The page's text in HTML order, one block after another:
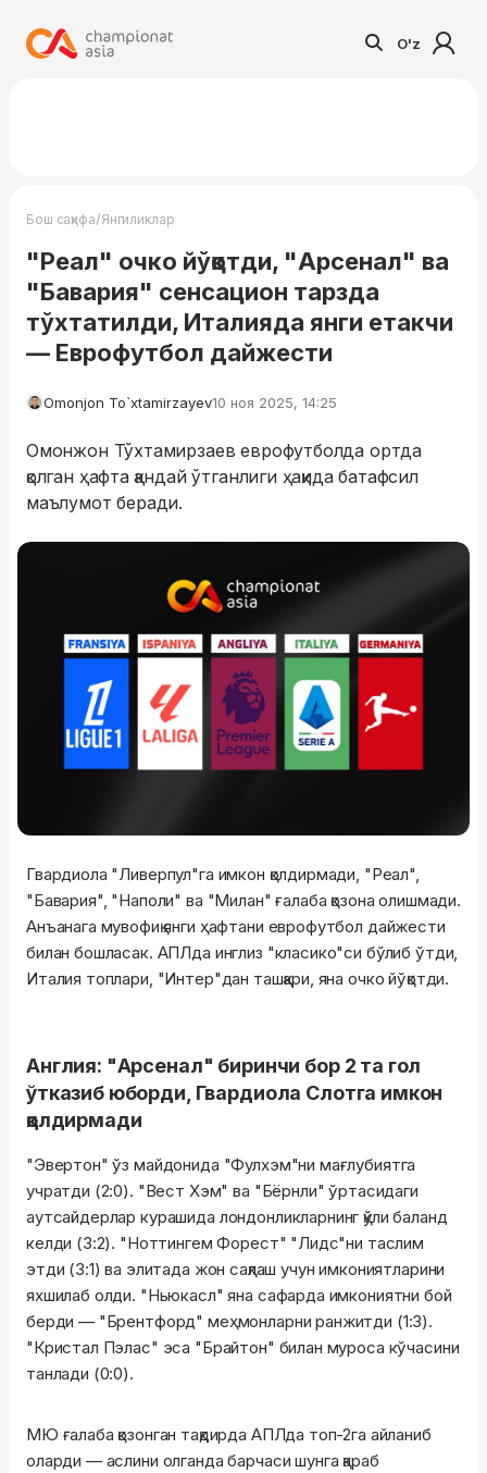
O'z
Бош саҳифа/Янгиликлар
"Реал" очко йўқотди, "Арсенал" ва
"Бавария" сенсацион тарзда
тўхтатилди, Италияда янги етакчи
— Еврофутбол дайжести
Omonjon To`xtamirzayev10 ноя 2025, 14:25
Омонжон Тўхтамирзаев еврофутболда ортда
қолган ҳафта қандай ўтганлиги ҳақида батафсил
маълумот беради.
Гвардиола "Ливерпул"га имкон қолдирмади, "Реал",
"Бавария", "Наполи" ва "Милан" ғалаба қозона олишмади.
Анъанага мувофиқ янги ҳафтани еврофутбол дайжести
билан бошласак. АПЛда инглиз "класико"си бўлиб ўтди,
Италия топлари, "Интер"дан ташқари, яна очко йўқотди.
Англия: "Арсенал" биринчи бор 2 та гол
ўтказиб юборди, Гвардиола Слотга имкон
қолдирмади
"Эвертон" ўз майдонида "Фулхэм"ни мағлубиятга
учратди (2:0). "Вест Хэм" ва "Бёрнли" ўртасидаги
аутсайдерлар курашида лондонликларнинг қўли баланд
келди (3:2). "Ноттингем Форест" "Лидс"ни таслим
этди (3:1) ва элитада жон сақлаш учун имкониятларини
яхшилаб олди. "Ньюкасл" яна сафарда имкониятни бой
берди — "Брентфорд" меҳмонларни ранжитди (1:3).
"Кристал Пэлас" эса "Брайтон" билан муроса кўчасини
танлади (0:0).
МЮ ғалаба қозонган тақдирда АПЛда топ-2га айланиб
оларди — аслини олганда барчаси шунга қараб